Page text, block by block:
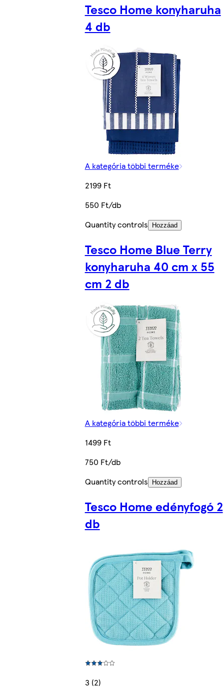
Tesco Home konyharuha
4 db
A kategória többi terméke
2199 Ft
550 Ft/db
Quantity controls
Hozzáad
Tesco Home Blue Terry
konyharuha 40 cm x 55
cm 2 db
A kategória többi terméke
1499 Ft
750 Ft/db
Quantity controls
Hozzáad
Tesco Home edényfogó 2
db
3 (2)